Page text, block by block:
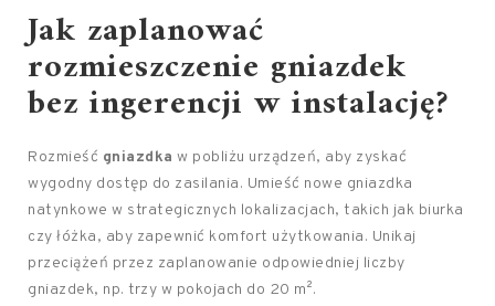
Jak zaplanować
rozmieszczenie gniazdek
bez ingerencji w instalację?
Rozmieść gniazdka w pobliżu urządzeń, aby zyskać
wygodny dostęp do zasilania. Umieść nowe gniazdka
natynkowe w strategicznych lokalizacjach, takich jak biurka
czy łóżka, aby zapewnić komfort użytkowania. Unikaj
przeciążeń przez zaplanowanie odpowiedniej liczby
gniazdek, np. trzy w pokojach do 20 m².